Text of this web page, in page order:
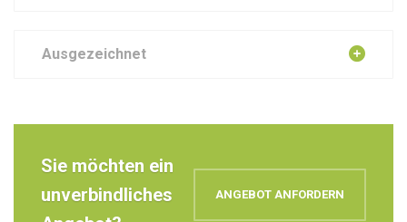
Ausgezeichnet
Sie möchten ein
unverbindliches
ANGEBOT ANFORDERN